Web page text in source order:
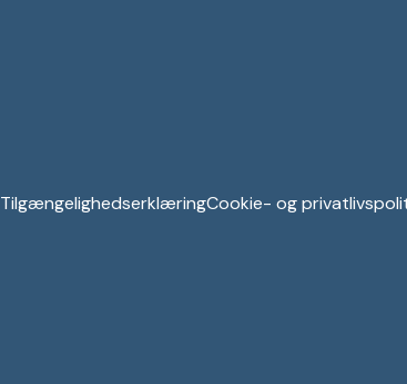
TilgængelighedserklæringCookie- og